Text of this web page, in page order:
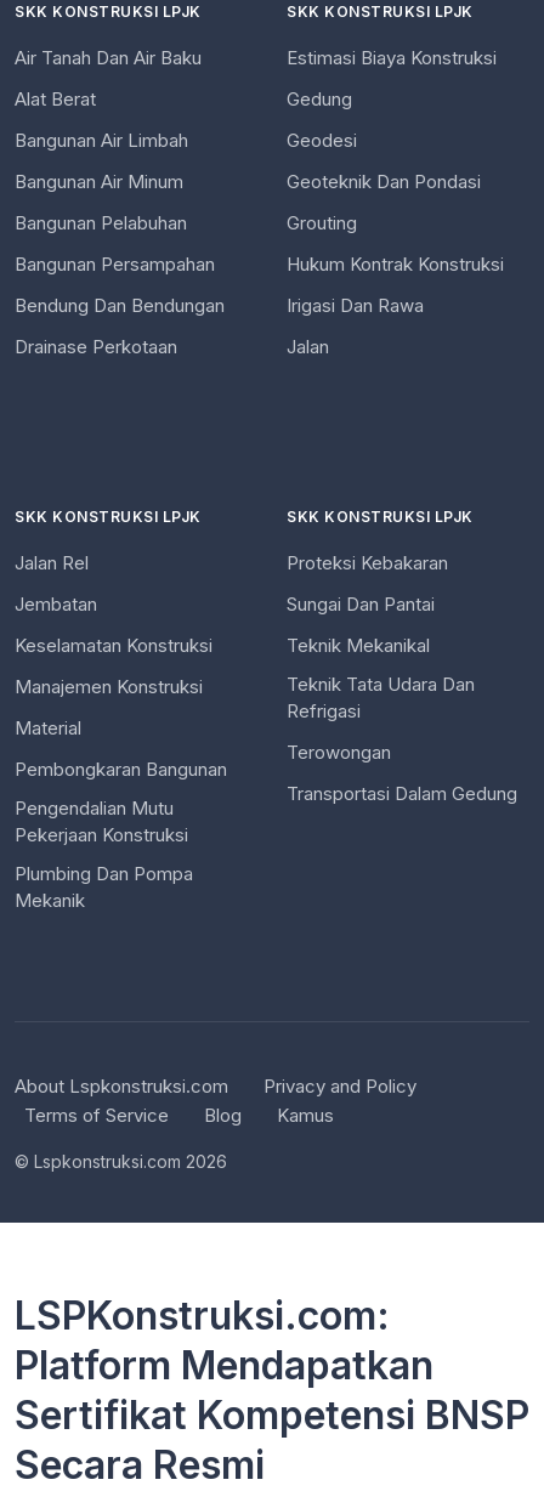
SKK KONSTRUKSI LPJK
Air Tanah Dan Air Baku
Alat Berat
Bangunan Air Limbah
Bangunan Air Minum
Bangunan Pelabuhan
Bangunan Persampahan
Bendung Dan Bendungan
Drainase Perkotaan
SKK KONSTRUKSI LPJK
Estimasi Biaya Konstruksi
Gedung
Geodesi
Geoteknik Dan Pondasi
Grouting
Hukum Kontrak Konstruksi
Irigasi Dan Rawa
Jalan
SKK KONSTRUKSI LPJK
Jalan Rel
Jembatan
Keselamatan Konstruksi
Manajemen Konstruksi
Material
Pembongkaran Bangunan
Pengendalian Mutu
Pekerjaan Konstruksi
Plumbing Dan Pompa
Mekanik
SKK KONSTRUKSI LPJK
Proteksi Kebakaran
Sungai Dan Pantai
Teknik Mekanikal
Teknik Tata Udara Dan
Refrigasi
Terowongan
Transportasi Dalam Gedung
About Lspkonstruksi.com
Privacy and Policy
Terms of Service
Blog Kamus
© Lspkonstruksi.com 2026
LSPKonstruksi.com:
Platform Mendapatkan
Sertifikat Kompetensi BNSP
Secara Resmi